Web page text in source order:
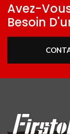
Avez-
Besoin